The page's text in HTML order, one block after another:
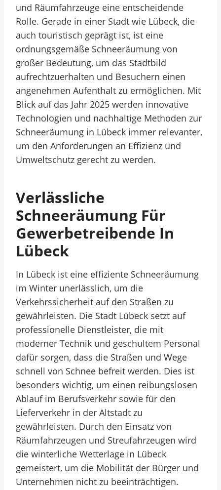
und Räumfahrzeuge eine entscheidende
Rolle. Gerade in einer Stadt wie Lübeck, die
auch touristisch geprägt ist, ist eine
ordnungsgemäße Schneeräumung von
großer Bedeutung, um das Stadtbild
aufrechtzuerhalten und Besuchern einen
angenehmen Aufenthalt zu ermöglichen. Mit
Blick auf das Jahr 2025 werden innovative
Technologien und nachhaltige Methoden zur
Schneeräumung in Lübeck immer relevanter,
um den Anforderungen an Effizienz und
Umweltschutz gerecht zu werden.
Verlässliche
Schneeräumung Für
Gewerbetreibende In
Lübeck
In Lübeck ist eine effiziente Schneeräumung
im Winter unerlässlich, um die
Verkehrssicherheit auf den Straßen zu
gewährleisten. Die Stadt Lübeck setzt auf
professionelle Dienstleister, die mit
moderner Technik und geschultem Personal
dafür sorgen, dass die Straßen und Wege
schnell von Schnee befreit werden. Dies ist
besonders wichtig, um einen reibungslosen
Ablauf im Berufsverkehr sowie für den
Lieferverkehr in der Altstadt zu
gewährleisten. Durch den Einsatz von
Räumfahrzeugen und Streufahrzeugen wird
die winterliche Wetterlage in Lübeck
gemeistert, um die Mobilität der Bürger und
Unternehmen nicht zu beeinträchtigen.